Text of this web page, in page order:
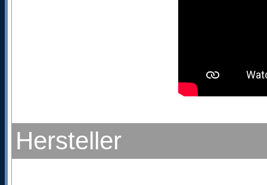
Hersteller